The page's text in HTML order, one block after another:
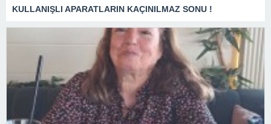
KULLANIŞLI APARATLARIN KAÇINILMAZ SONU !